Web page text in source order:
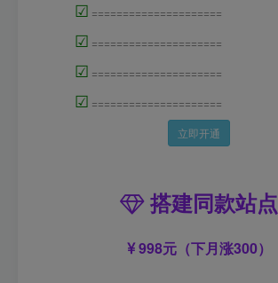
☑ =====================
☑ =====================
☑ =====================
☑ =====================
立即开通
搭建同款站点
998元（下月涨300）